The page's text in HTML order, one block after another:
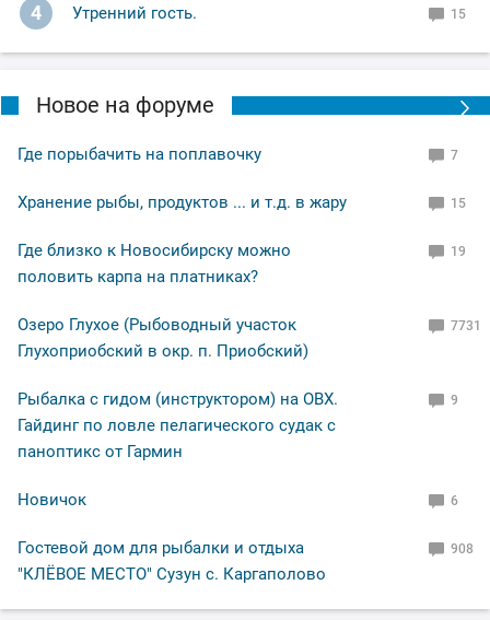
4 Утренний гость. 15
Новое на форуме
Где порыбачить на поплавочку 7
Хранение рыбы, продуктов ... и т.д. в жару 15
Где близко к Новосибирску можно
половить карпа на платниках?
19
Озеро Глухое (Рыбоводный участок
Глухоприобский в окр. п. Приобский)
7731
Рыбалка с гидом (инструктором) на ОВХ.
Гайдинг по ловле пелагического судак с
паноптикс от Гармин
9
Новичок 6
Гостевой дом для рыбалки и отдыха
"КЛЁВОЕ МЕСТО" Сузун с. Каргаполово
908